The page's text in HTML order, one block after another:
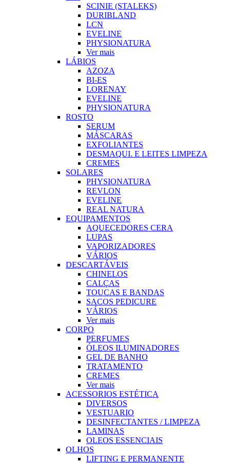
SCINIE (STALEKS)
DURIBLAND
LCN
EVELINE
PHYSIONATURA
Ver mais
LÁBIOS
AZOZA
BI-ES
LORENAY
EVELINE
PHYSIONATURA
ROSTO
SERUM
MÁSCARAS
EXFOLIANTES
DESMAQUI. E LEITES LIMPEZA
CREMES
SOLARES
PHYSIONATURA
REVLON
EVELINE
REAL NATURA
EQUIPAMENTOS
AQUECEDORES CERA
LUPAS
VAPORIZADORES
VÁRIOS
DESCARTÁVEIS
CHINELOS
CALÇAS
TOUCAS E BANDAS
SACOS PEDICURE
VÁRIOS
Ver mais
CORPO
PERFUMES
ÓLEOS ILUMINADORES
GEL DE BANHO
TRATAMENTO
CREMES
Ver mais
ACESSORIOS ESTÉTICA
DIVERSOS
VESTUARIO
DESINFECTANTES / LIMPEZA
LAMINAS
OLEOS ESSENCIAIS
OLHOS
LIFTING E PERMANENTE